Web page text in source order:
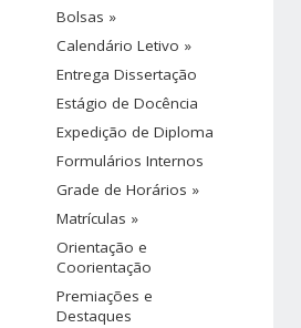
Bolsas »
Calendário Letivo »
Entrega Dissertação
Estágio de Docência
Expedição de Diploma
Formulários Internos
Grade de Horários »
Matrículas »
Orientação e
Coorientação
Premiações e
Destaques